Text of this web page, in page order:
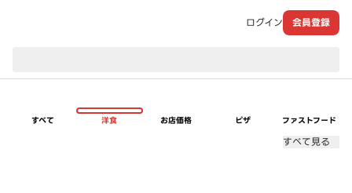
ログイン 会員登録
すべて 洋食 お店価格 ピザ ファストフード
すべて見る